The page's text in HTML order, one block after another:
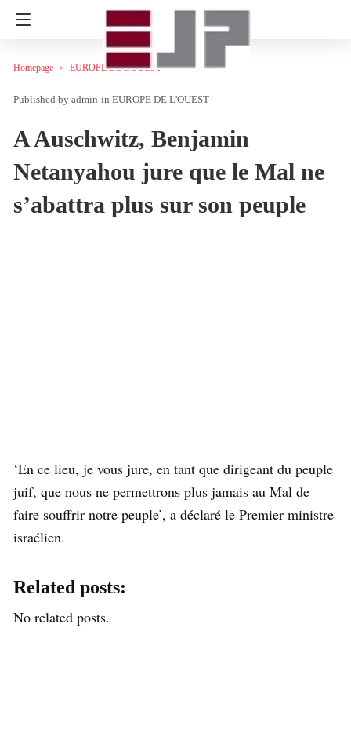
Homepage EUROPE DE L'OUEST
admin in EUROPE DE L'OUEST
A Auschwitz, Benjamin
Netanyahou jure que le Mal ne
s’abattra plus sur son peuple
‘En ce lieu, je vous jure, en tant que dirigeant du peuple
juif, que nous ne permettrons plus jamais au Mal de
faire souffrir notre peuple’, a déclaré le Premier ministre
israélien.
Related posts:
No related posts.